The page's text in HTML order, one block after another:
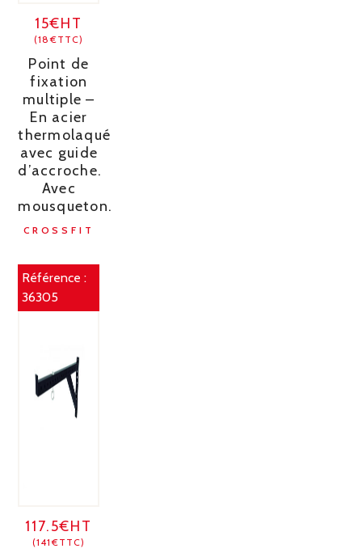
15€HT
(18€TTC)
Point de
fixation
multiple –
En acier
thermolaqué
avec guide
d’accroche.
Avec
mousqueton.
CROSSFIT
Référence :
36305
117.5€HT
(141€TTC)